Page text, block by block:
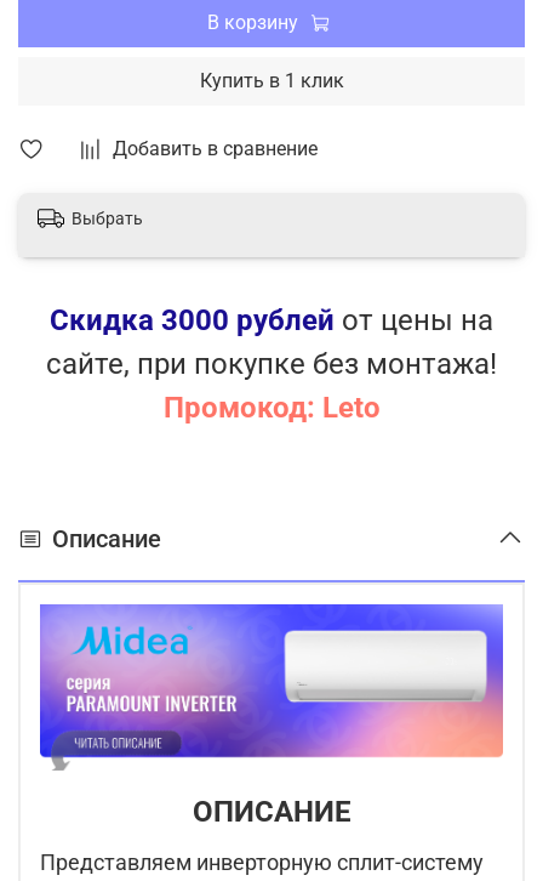
Добавить в сравнение
В корзину
Купить в 1 клик
Выбрать
Скидка 3000 рублей от цены на
сайте, при покупке без монтажа!
Промокод: Leto
Описание
ОПИСАНИЕ
Представляем инверторную сплит-систему